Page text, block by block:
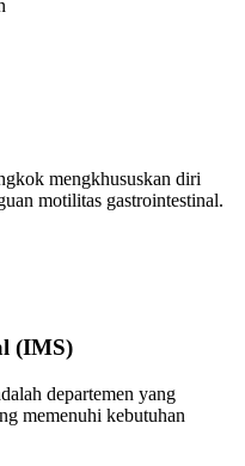
mengkhususkan diri
motilitas gastrointestinal.
(IMS)
departemen yang
memenuhi kebutuhan